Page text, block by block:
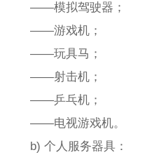
——模拟驾驶器；
——游戏机；
——玩具马；
——射击机；
——乒乓机；
——电视游戏机。
b) 个人服务器具：